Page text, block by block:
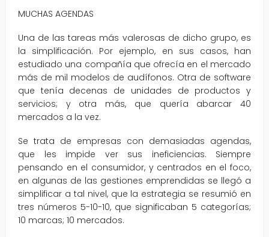
MUCHAS AGENDAS
Una de las tareas más valerosas de dicho grupo, es
la simplificación. Por ejemplo, en sus casos, han
estudiado una compañía que ofrecía en el mercado
más de mil modelos de audífonos. Otra de software
que tenía decenas de unidades de productos y
servicios; y otra más, que quería abarcar 40
mercados a la vez.
Se trata de empresas con demasiadas agendas,
que les impide ver sus ineficiencias. Siempre
pensando en el consumidor, y centrados en el foco,
en algunas de las gestiones emprendidas se llegó a
simplificar a tal nivel, que la estrategia se resumió en
tres números 5-10-10, que significaban 5 categorías;
10 marcas; 10 mercados.